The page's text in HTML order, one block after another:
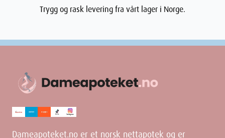
Trygg og rask levering fra vårt lager i Norge.
Dameapoteket.no er et norsk nettapotek og er